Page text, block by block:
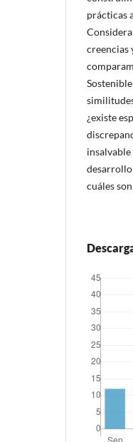
prácticas
creencias
¿existe
desarrollo
cuáles